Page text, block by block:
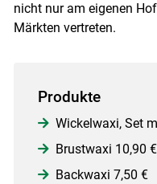
nicht nur am eigenen
Märkten vertreten.
Produkte
Wickelwaxi, Set
Brustwaxi 10,90 €
Backwaxi 7,50 €